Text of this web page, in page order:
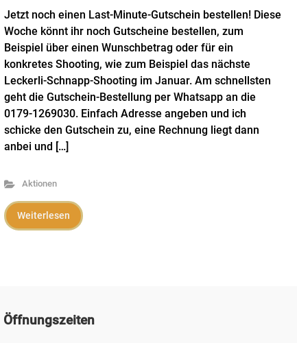
Jetzt noch einen Last-Minute-Gutschein bestellen! Diese
Woche könnt ihr noch Gutscheine bestellen, zum
Beispiel über einen Wunschbetrag oder für ein
konkretes Shooting, wie zum Beispiel das nächste
Leckerli-Schnapp-Shooting im Januar. Am schnellsten
geht die Gutschein-Bestellung per Whatsapp an die
0179-1269030. Einfach Adresse angeben und ich
schicke den Gutschein zu, eine Rechnung liegt dann
anbei und […]
Aktionen
Weiterlesen
Öffnungszeiten